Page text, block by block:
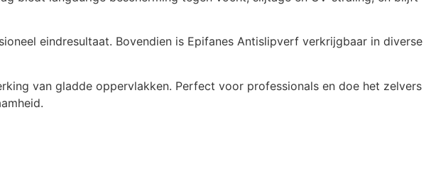
eindresultaat. Bovendien is Epifanes Antislipverf verkrijgbaar in diverse
van gladde oppervlakken. Perfect voor professionals en doe het zelvers